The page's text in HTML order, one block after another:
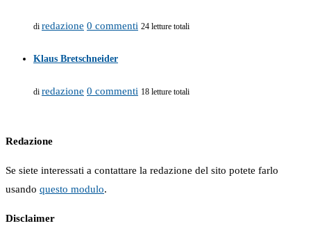
di redazione 0 commenti 24 letture totali
Klaus Bretschneider
di redazione 0 commenti 18 letture totali
Redazione
Se siete interessati a contattare la redazione del sito potete farlo
usando questo modulo.
Disclaimer